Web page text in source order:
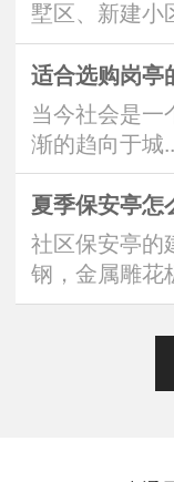
墅区、新建小
适合选购岗亭
当今社会是一
渐的趋向于城
夏季保安亭怎
社区保安亭的
钢，金属雕花